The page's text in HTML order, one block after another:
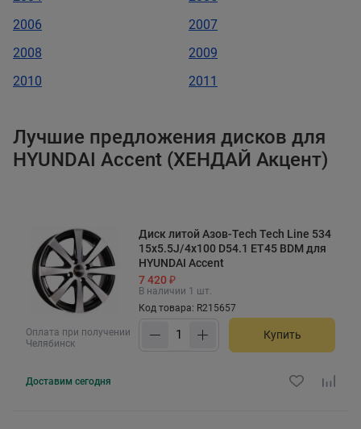
2006
2007
2008
2009
2010
2011
Лучшие предложения дисков для
HYUNDAI Accent (ХЕНДАЙ Акцент)
Оплата при получении
Челябинск
Диск литой Азов-Tech Tech Line 534
15x5.5J/4x100 D54.1 ET45 BDM для
HYUNDAI Accent
7 420 ₽
В наличии 1 шт.
Код товара: R215657
Купить
Доставим сегодня